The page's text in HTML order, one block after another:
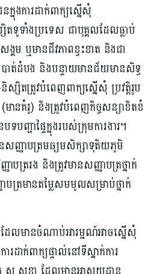
នុងការដាក់ពាក្យស្នើសុំ
ទាំងប្រទេស ជាបុគ្គលដែលធ្លាប់
គម ឬមានជីវភាពខ្វះខាត និងជា
ាត់ដំបង និងបន្ទាយមានជ័យមានសិទ្ធ
តត្រូវបំពេញពាក្យស្នើសុំ ប្រវត្តិរូប
ានគំរូ) និងត្រូវបំពេញកិច្ចសន្យាខិតខំ
ញ្ជាផ្ទៃក្នុងរបស់ក្រុមការងារ។
នសញ្ញាបត្រមធ្យមសិក្សាទុតិយភូមិ
ាបត្ររង និងត្រូវមានសញ្ញាបត្រថ្នាក់
រមានតម្លៃសមមូលសម្រាប់ថ្នាក់
នដែលមានចំណាប់អារម្មណ៍អាចស្នើសុំ
ដាក់ពាក្យផ្ទាល់នៅទីស្នាក់ការ